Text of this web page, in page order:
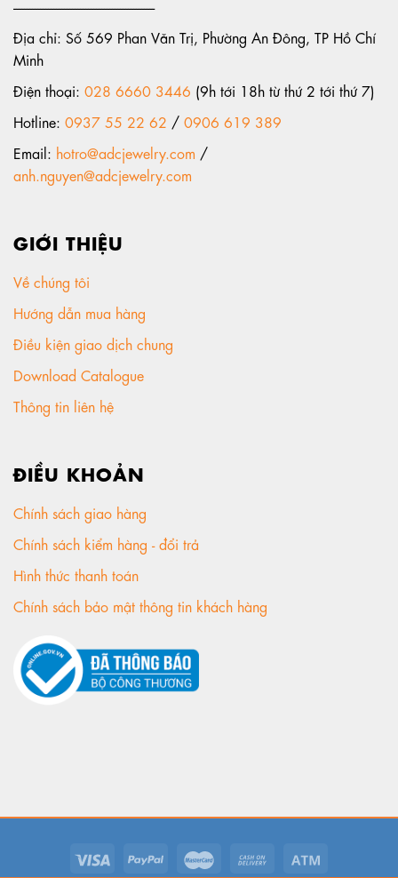
-----------------------------------------------------
Địa chỉ: Số 569 Phan Văn Trị, Phường An Đông, TP Hồ Chí
Minh
Điện thoại: 028 6660 3446 (9h tới 18h từ thứ 2 tới thứ 7)
Hotline: 0937 55 22 62 / 0906 619 389
Email: hotro@adcjewelry.com /
anh.nguyen@adcjewelry.com
GIỚI THIỆU
Về chúng tôi
Hướng dẫn mua hàng
Điều kiện giao dịch chung
Download Catalogue
Thông tin liên hệ
ĐIỀU KHOẢN
Chính sách giao hàng
Chính sách kiểm hàng - đổi trả
Hình thức thanh toán
Chính sách bảo mật thông tin khách hàng